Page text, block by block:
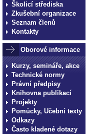
Školicí střediska
Zkušební organizace
Seznam členů
Kontakty
Oborové informace
Kurzy, semináře, akce
Technické normy
Právní předpisy
Knihovna publikací
Projekty
Pomůcky, Učební texty
Odkazy
Často kladené dotazy